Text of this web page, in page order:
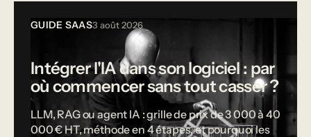
GUIDE SAAS3 août 2026
Intégrer l'IA dans son logiciel : par
où commencer sans tout casser ?
LLM, RAG ou agent IA : grille de prix de 3 000 à 40
000 € HT, méthode en 4 étapes, et pourquoi les